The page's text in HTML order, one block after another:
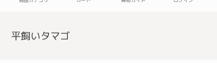
平飼いタマゴ